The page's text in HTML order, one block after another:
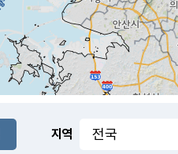
지역